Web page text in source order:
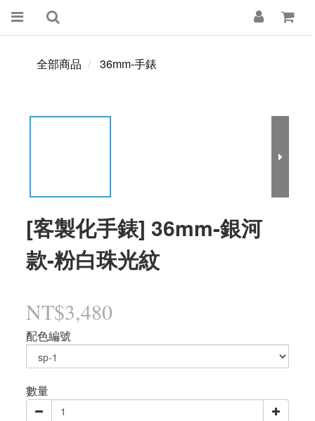
全部商品 36mm-手錶
[客製化手錶] 36mm-銀河
款-粉白珠光紋
NT$3,480
配色編號
數量